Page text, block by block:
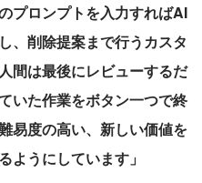
プロンプトを入力すればAI
、削除提案まで行うカスタ
間は最後にレビューするだ
いた作業をボタン一つで終
易度の高い、新しい価値を
ようにしています」